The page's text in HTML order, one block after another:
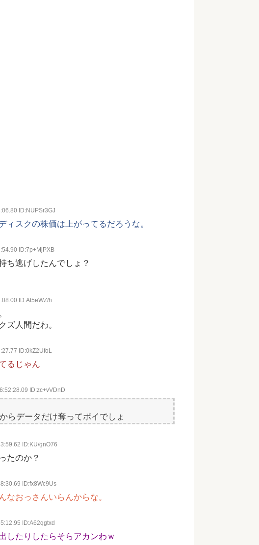
ID:NUPSr3GJ
ィスクの株価は上がってるだろうな。
ID:7p+MjPXB
ち逃げしたんでしょ？
ID:At5eWZ/h
ズ人間だわ。
ID:0kZ2UfoL
るじゃん
ID:zc+vVDnD
らデータだけ奪ってポイでしょ
ID:KU/gnO76
たのか？
ID:fx8Wc9Us
なおっさんいらんからな。
ID:A62qgtxd
したりしたらそらアカンわｗ